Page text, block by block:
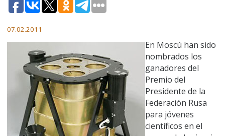
07.02.2011
En Moscú han sido
nombrados los
ganadores del
Premio del
Presidente de la
Federación Rusa
para jóvenes
científicos en el